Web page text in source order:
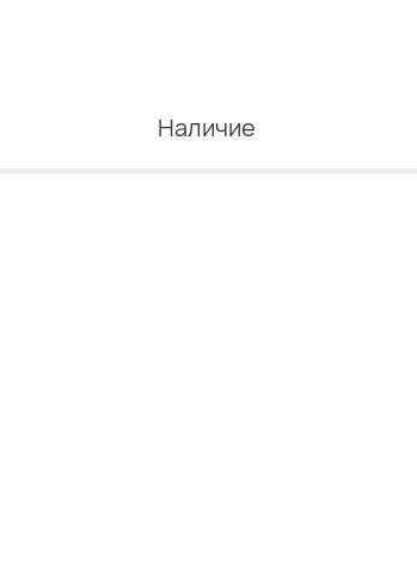
Наличие